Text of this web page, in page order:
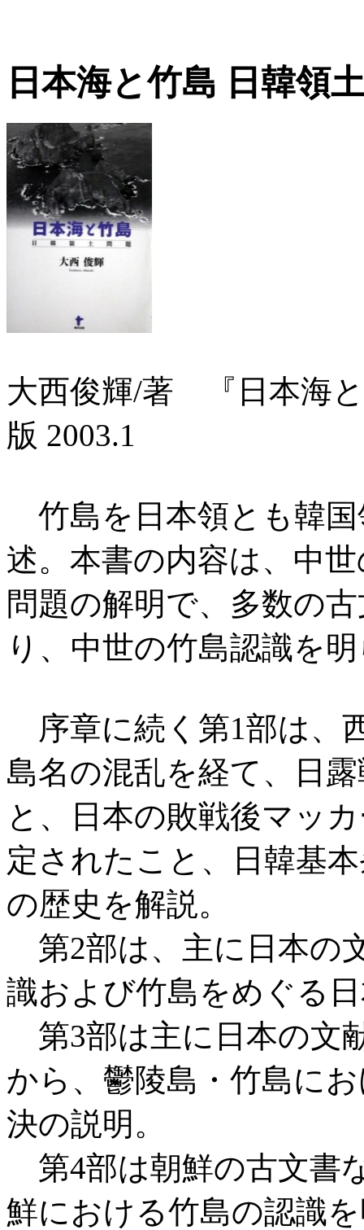
日本海と竹島 日韓領
大西俊輝/著 『日本海
版 2003.1
竹島を日本領とも韓
述。本書の内容は、中
問題の解明で、多数の
り、中世の竹島認識を
序章に続く第1部は、
島名の混乱を経て、日
と、日本の敗戦後マッ
定されたこと、日韓基
の歴史を解説。
第2部は、主に日本の
識および竹島をめぐる
第3部は主に日本の文
から、鬱陵島・竹島に
決の説明。
第4部は朝鮮の古文書
鮮における竹島の認識